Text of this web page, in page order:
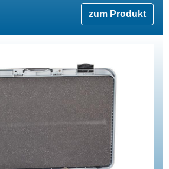
zum Produkt